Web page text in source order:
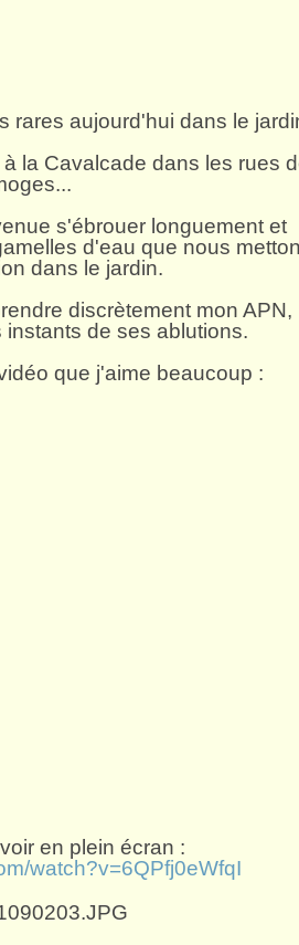
rares aujourd'hui dans le
la Cavalcade dans les rues
s'ébrouer longuement et
d'eau que nous
dans le jardin.
discrètement mon APN,
de ses ablutions.
que j'aime beaucoup :
en plein écran :
watch?v=6QPfj0eWfqI